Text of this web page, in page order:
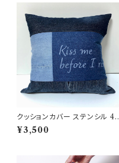
クッションカバー ステンシル 45
×45 リメイクデニム ジーンズリ
メイク RD66
¥3,500